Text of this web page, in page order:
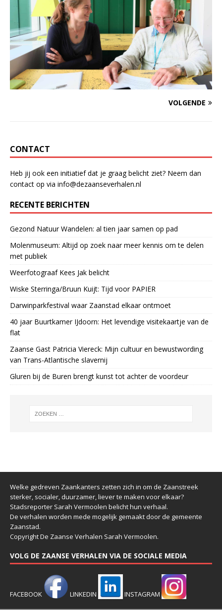
VOLGENDE
CONTACT
Heb jij ook een initiatief dat je graag belicht ziet? Neem dan
contact op via info@dezaanseverhalen.nl
RECENTE BERICHTEN
Gezond Natuur Wandelen: al tien jaar samen op pad
Molenmuseum: Altijd op zoek naar meer kennis om te delen
met publiek
Weerfotograaf Kees Jak belicht
Wiske Sterringa/Bruun Kuijt: Tijd voor PAPIER
Darwinparkfestival waar Zaanstad elkaar ontmoet
40 jaar Buurtkamer IJdoorn: Het levendige visitekaartje van de
flat
Zaanse Gast Patricia Viereck: Mijn cultuur en bewustwording
van Trans-Atlantische slavernij
Gluren bij de Buren brengt kunst tot achter de voordeur
Welke gedreven Zaankanters zetten zich in om de Zaanstreek
sterker, socialer, duurzamer, liever te maken voor elkaar?
Stadsreporter Sarah Vermoolen belicht hun verhaal.
De verhalen worden mede mogelijk gemaakt door de gemeente
Zaanstad.
Copyright De Zaanse Verhalen Sarah Vermoolen.
VOLG DE ZAANSE VERHALEN VIA DE SOCIALE MEDIA
FACEBOOK LINKEDIN INSTAGRAM